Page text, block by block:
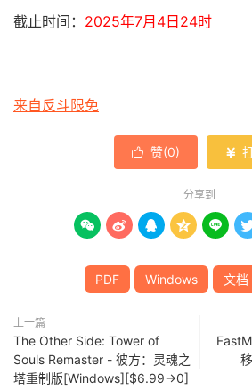
截止时间： 2025年7月4日24时
来自反斗限免
 赞(0) 
分享到
    
PDF Windows 文档
上一篇
The Other Side: Tower of
Souls Remaster - 彼方：灵魂之
塔重制版[Windows][$6.99→0]